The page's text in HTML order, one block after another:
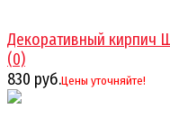
Декоративный кирпич
(0)
830 руб.Цены уточняйте!